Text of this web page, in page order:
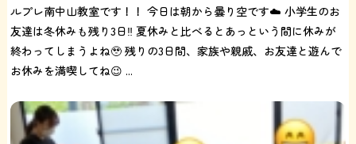
ルプレ南中山教室です！！ 今日は朝から曇り空です☁️ 小学生のお
友達は冬休みも残り3日‼️ 夏休みと比べるとあっという間に休みが
終わってしまうよね🥹 残りの3日間、家族や親戚、お友達と遊んで
お休みを満喫してね😉 ...